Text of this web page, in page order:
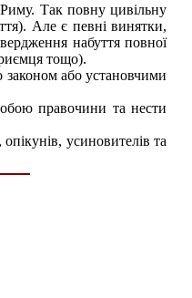
Так повну цивільну
Але є певні винятки,
набуття повної
тощо).
законом або установчими
правочини та нести
усиновителів та